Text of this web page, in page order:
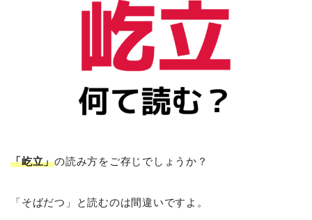
「屹立」の読み方をご存じでしょうか？
「そばだつ」と読むのは間違いですよ。